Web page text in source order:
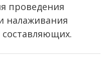
проведения
налаживания